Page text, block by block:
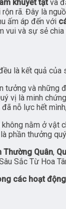
khuyết tật và
rã. Đây là
ấm áp đến với
vui và sự sẻ
là kết quả của
tưởng và những
vị là minh
nỗ lực hết
nằm ở
phần thưởng
Thường Quân,
Sắc Từ Hoa
các hoạt